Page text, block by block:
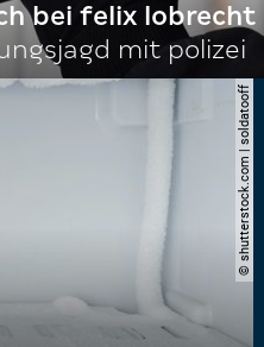
bei felix lobrecht
mit polizei
© shutterstock.com | soldatooff